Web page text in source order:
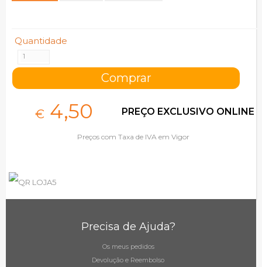
Quantidade
€ 4,50 PREÇO EXCLUSIVO ONLINE
Preços com Taxa de IVA em Vigor
Precisa de Ajuda?
Os meus pedidos
Devolução e Reembolso